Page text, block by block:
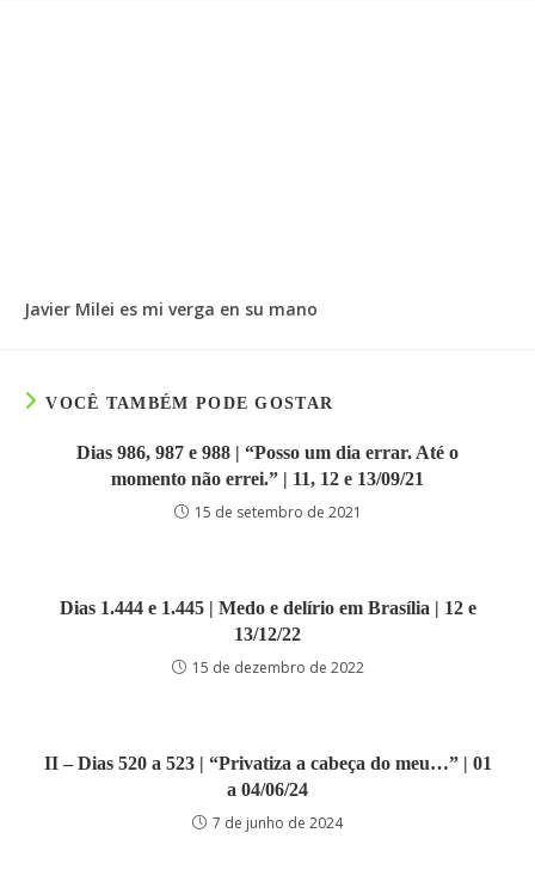
Javier Milei es mi verga en su mano
VOCÊ TAMBÉM PODE GOSTAR
Dias 986, 987 e 988 | “Posso um dia errar. Até o
momento não errei.” | 11, 12 e 13/09/21
15 de setembro de 2021
Dias 1.444 e 1.445 | Medo e delírio em Brasília | 12 e
13/12/22
15 de dezembro de 2022
II – Dias 520 a 523 | “Privatiza a cabeça do meu…” | 01
a 04/06/24
7 de junho de 2024